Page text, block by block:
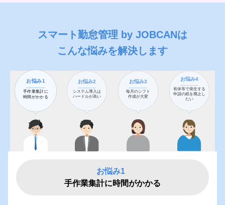
スマート勤怠管理 by JOBCANは
こんな悩みを解決します
お悩み1
手作業集計に
時間がかかる
お悩み2
システム導入は
ハードルが高い
お悩み3
毎月のシフト
作成が大変
お悩み4
有休等で発生する
申請の紙を廃止し
たい
お悩み1
手作業集計に時間がかかる